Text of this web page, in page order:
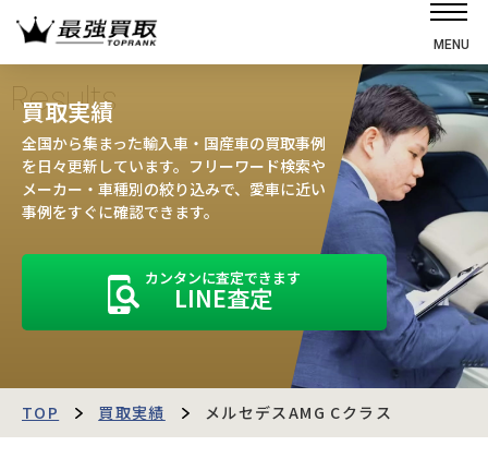
MENU
選ばれる理由
高価買取の仕組み
売却の流れ
お客様の声
運営会社
最強買取マガジン
Results
買取実績
全国から集まった輸入車・国産車の買取事例
を日々更新しています。フリーワード検索や
メーカー・車種別の絞り込みで、愛車に近い
事例をすぐに確認できます。
カンタンに査定できます
LINE査定
TOP 買取実績 メルセデスAMG Cクラス